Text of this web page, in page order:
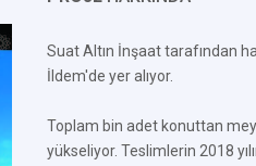
Suat Altın İnşaat tarafından
İldem'de yer alıyor.
Toplam bin adet konuttan
yükseliyor. Teslimlerin 2018